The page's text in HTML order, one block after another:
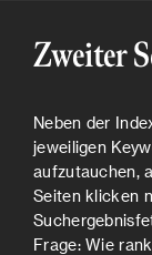
Zweiter
Neben der
jeweiligen
aufzutauchen,
Seiten klicken
Frage: Wie